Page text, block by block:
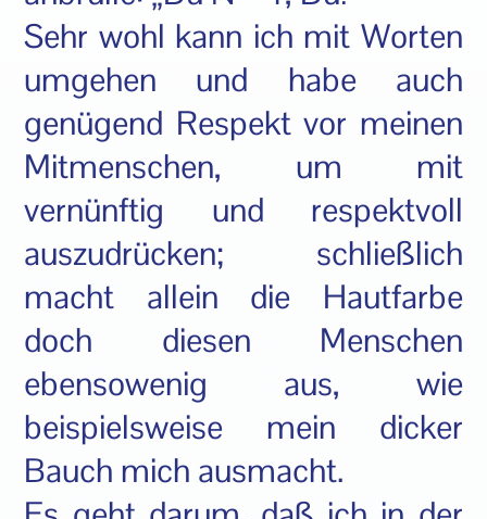
Sehr wohl kann ich mit Worten
umgehen und habe auch
genügend Respekt vor meinen
Mitmenschen, um mit
vernünftig und respektvoll
auszudrücken; schließlich
macht allein die Hautfarbe
doch diesen Menschen
ebensowenig aus, wie
beispielsweise mein dicker
Bauch mich ausmacht.